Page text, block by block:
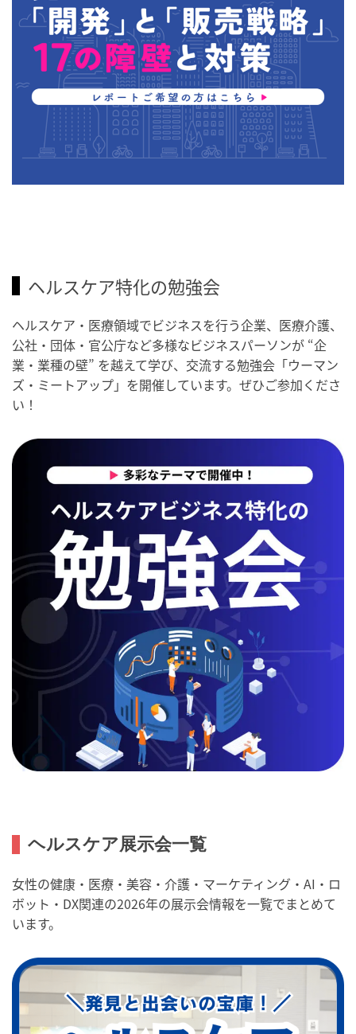
ヘルスケア特化の勉強会
ヘルスケア・医療領域でビジネスを行う企業、医療介護、
公社・団体・官公庁など多様なビジネスパーソンが “企
業・業種の壁” を越えて学び、交流する勉強会「ウーマン
ズ・ミートアップ」を開催しています。ぜひご参加くださ
い！
ヘルスケア展示会一覧
女性の健康・医療・美容・介護・マーケティング・AI・ロ
ボット・DX関連の2026年の展示会情報を一覧でまとめて
います。